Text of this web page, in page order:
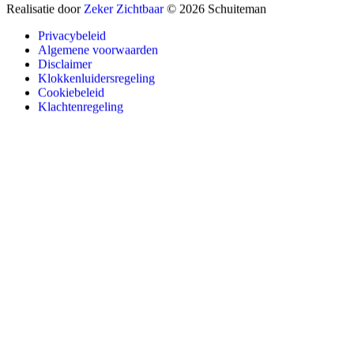
Realisatie door Zeker Zichtbaar © 2026 Schuiteman
Privacybeleid
Algemene voorwaarden
Disclaimer
Klokkenluidersregeling
Cookiebeleid
Klachtenregeling